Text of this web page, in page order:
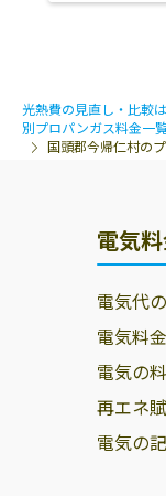
光熱費の見直し・比較
別プロパンガス料金一
国頭郡今帰仁村の
電気
電気代
電気料
電気の
再エネ
電気の